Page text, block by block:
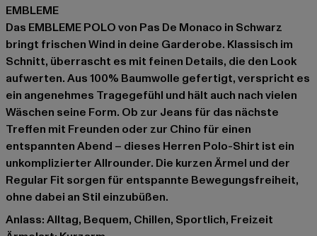
EMBLEME
Das EMBLEME POLO von Pas De Monaco in Schwarz
bringt frischen Wind in deine Garderobe. Klassisch im
Schnitt, überrascht es mit feinen Details, die den Look
aufwerten. Aus 100% Baumwolle gefertigt, verspricht es
ein angenehmes Tragegefühl und hält auch nach vielen
Wäschen seine Form. Ob zur Jeans für das nächste
Treffen mit Freunden oder zur Chino für einen
entspannten Abend – dieses Herren Polo-Shirt ist ein
unkomplizierter Allrounder. Die kurzen Ärmel und der
Regular Fit sorgen für entspannte Bewegungsfreiheit,
ohne dabei an Stil einzubüßen.
Anlass: Alltag, Bequem, Chillen, Sportlich, Freizeit